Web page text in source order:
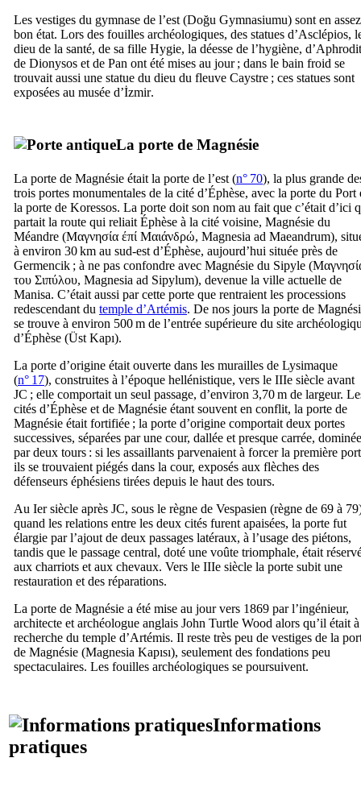
Les vestiges du gymnase de l’est (Doğu Gymnasiumu) sont en assez
bon état. Lors des fouilles archéologiques, des statues d’Asclépios,
dieu de la santé, de sa fille Hygie, la déesse de l’hygiène,
de Dionysos et de Pan ont été mises au jour ; dans le bain froid se
trouvait aussi une statue du dieu du fleuve Caystre ; ces statues sont
exposées au musée d’İzmir.
La porte de Magnésie
La porte de Magnésie était la porte de l’est (n° 70), la plus grande
trois portes monumentales de la cité d’Éphèse, avec la porte du Port
la porte de Koressos. La porte doit son nom au fait que c’était d’ici
partait la route qui reliait Éphèse à la cité voisine, Magnésie du
Méandre (Μαγνησία έπί Μαιάνδρώ, Magnesia ad Maeandrum),
à environ 30 km au sud-est d’Éphèse, aujourd’hui située près de
Germencik ; à ne pas confondre avec Magnésie du Sipyle (
του Σιπύλου, Magnesia ad Sipylum), devenue la ville actuelle de
Manisa. C’était aussi par cette porte que rentraient les processions
redescendant du temple d’Artémis. De nos jours la porte de
se trouve à environ 500 m de l’entrée supérieure du site
d’Éphèse (Üst Kapı).
La porte d’origine était ouverte dans les murailles de Lysimaque
(n° 17), construites à l’époque hellénistique, vers le IIIe siècle avant
JC ; elle comportait un seul passage, d’environ 3,70 m de largeur.
cités d’Éphèse et de Magnésie étant souvent en conflit, la porte de
Magnésie était fortifiée ; la porte d’origine comportait deux portes
successives, séparées par une cour, dallée et presque carrée, dominée
par deux tours : si les assaillants parvenaient à forcer la première
ils se trouvaient piégés dans la cour, exposés aux flèches des
défenseurs éphésiens tirées depuis le haut des tours.
Au Iersiècle après JC, sous le règne de Vespasien (règne de 69 à
quand les relations entre les deux cités furent apaisées, la porte fut
élargie par l’ajout de deux passages latéraux, à l’usage des piétons,
tandis que le passage central, doté une voûte triomphale, était
aux charriots et aux chevaux. Vers le IIIe siècle la porte subit une
restauration et des réparations.
La porte de Magnésie a été mise au jour vers 1869 par l’ingénieur,
architecte et archéologue anglais John Turtle Wood alors qu’il était
recherche du temple d’Artémis. Il reste très peu de vestiges de la
de Magnésie (Magnesia Kapısı), seulement des fondations peu
spectaculaires. Les fouilles archéologiques se poursuivent.
Informations
pratiques